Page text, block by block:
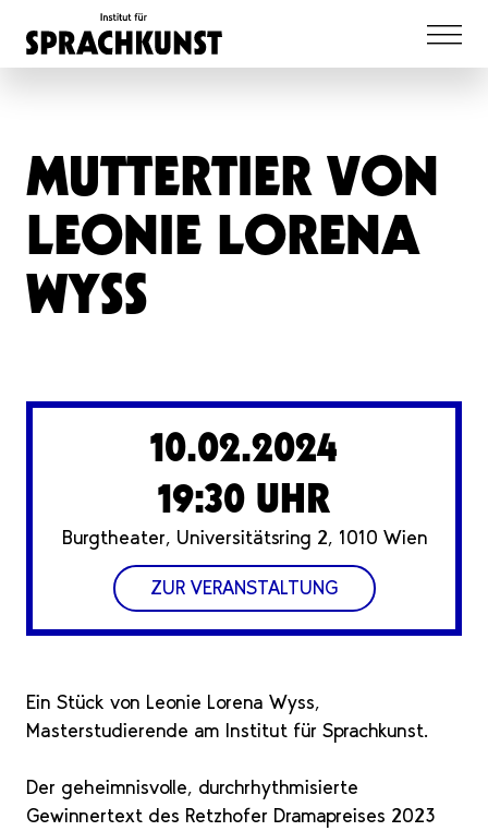
MUTTERTIER VON
LEONIE LORENA
WYSS
Ein Stück von Leonie Lorena Wyss,
Masterstudierende am Institut für Sprachkunst.
Der geheimnisvolle, durchrhythmisierte
Gewinnertext des Retzhofer Dramapreises 2023
10.02.2024
19:30 UHR
Burgtheater, Universitätsring 2, 1010 Wien
ZUR VERANSTALTUNG